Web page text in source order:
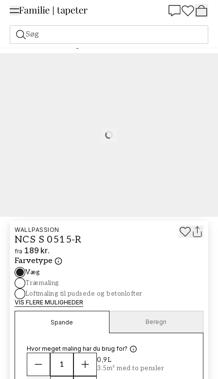
Søg
Malerfarve Bestilling Udfra NCS Bestil efter NCS 0515-R
Loading…
WALLPASSION
NCS S 0515-R
fra 189 kr.
Farvetype
Væg
Træmaling
Loftmaling til pudsede og betonlofter
VIS FLERE MULIGHEDER
Spande Beregn
Hvor meget maling har du brug for?
0,9L
3.5m² med to pensler